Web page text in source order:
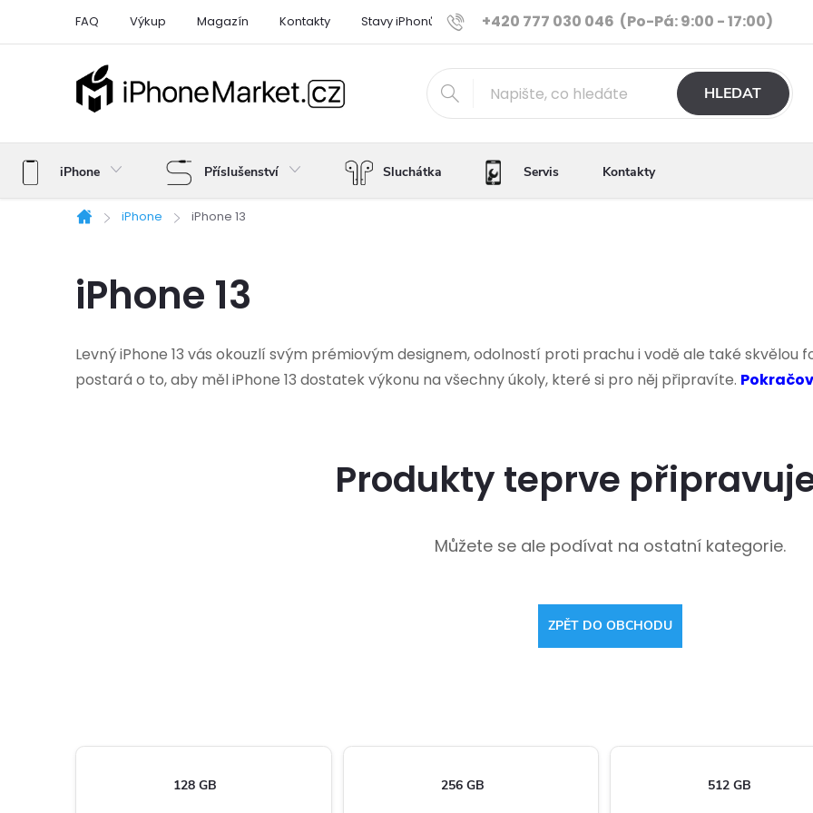
+420 777 030 046 (Po-Pá: 9:00 - 17:00)
FAQ Výkup Magazín Kontakty Stavy iPhonů Ověřené iPhony Výhody e-shopu Porovnání
HLEDAT
iPhone Příslušenství Sluchátka Servis Kontakty
Domů
iPhone iPhone 13
iPhone 13
Levný iPhone 13 vás okouzlí svým prémiovým designem, odolností proti prachu i vodě ale také
postará o to, aby měl iPhone 13 dostatek výkonu na všechny úkoly, které si pro něj připravíte.
Produkty teprve
Můžete se ale podívat na ostatní kategorie.
ZPĚT DO OBCHODU
128 GB 256 GB 512 GB